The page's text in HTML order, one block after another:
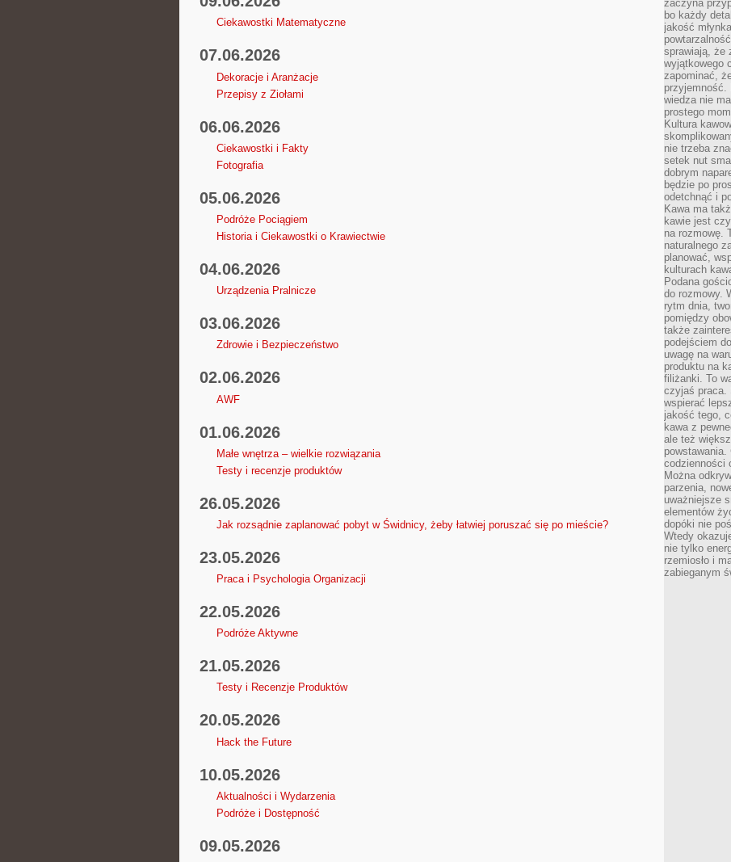
Ciekawostki Matematyczne
07.06.2026
Dekoracje i Aranżacje
Przepisy z Ziołami
06.06.2026
Ciekawostki i Fakty
Fotografia
05.06.2026
Podróże Pociągiem
Historia i Ciekawostki o Krawiectwie
04.06.2026
Urządzenia Pralnicze
03.06.2026
Zdrowie i Bezpieczeństwo
02.06.2026
AWF
01.06.2026
Małe wnętrza – wielkie rozwiązania
Testy i recenzje produktów
26.05.2026
Jak rozsądnie zaplanować pobyt w Świdnicy, żeby łatwiej poruszać się po mieście?
23.05.2026
Praca i Psychologia Organizacji
22.05.2026
Podróże Aktywne
21.05.2026
Testy i Recenzje Produktów
20.05.2026
Hack the Future
10.05.2026
Aktualności i Wydarzenia
Podróże i Dostępność
09.05.2026
zaczyna
bo każdy
jakość
sprawiają, że
wyjątkowego
zapominać,
przyjemność.
wiedza nie
prostego
Kultura
nie trzeba
setek nut
dobrym
będzie po
odetchnąć i
Kawa ma
kawie jest
na rozmowę.
naturalnego
planować,
kulturach
Podana
do rozmowy.
rytm dnia,
pomiędzy
także
podejściem
uwagę na
produktu na
filiżanki. To
czyjaś praca.
wspierać
jakość tego,
kawa z
ale też
codzienności
Można
parzenia,
uważniejsze
elementów
dopóki nie
Wtedy
nie tylko
rzemiosło i
zabieganym